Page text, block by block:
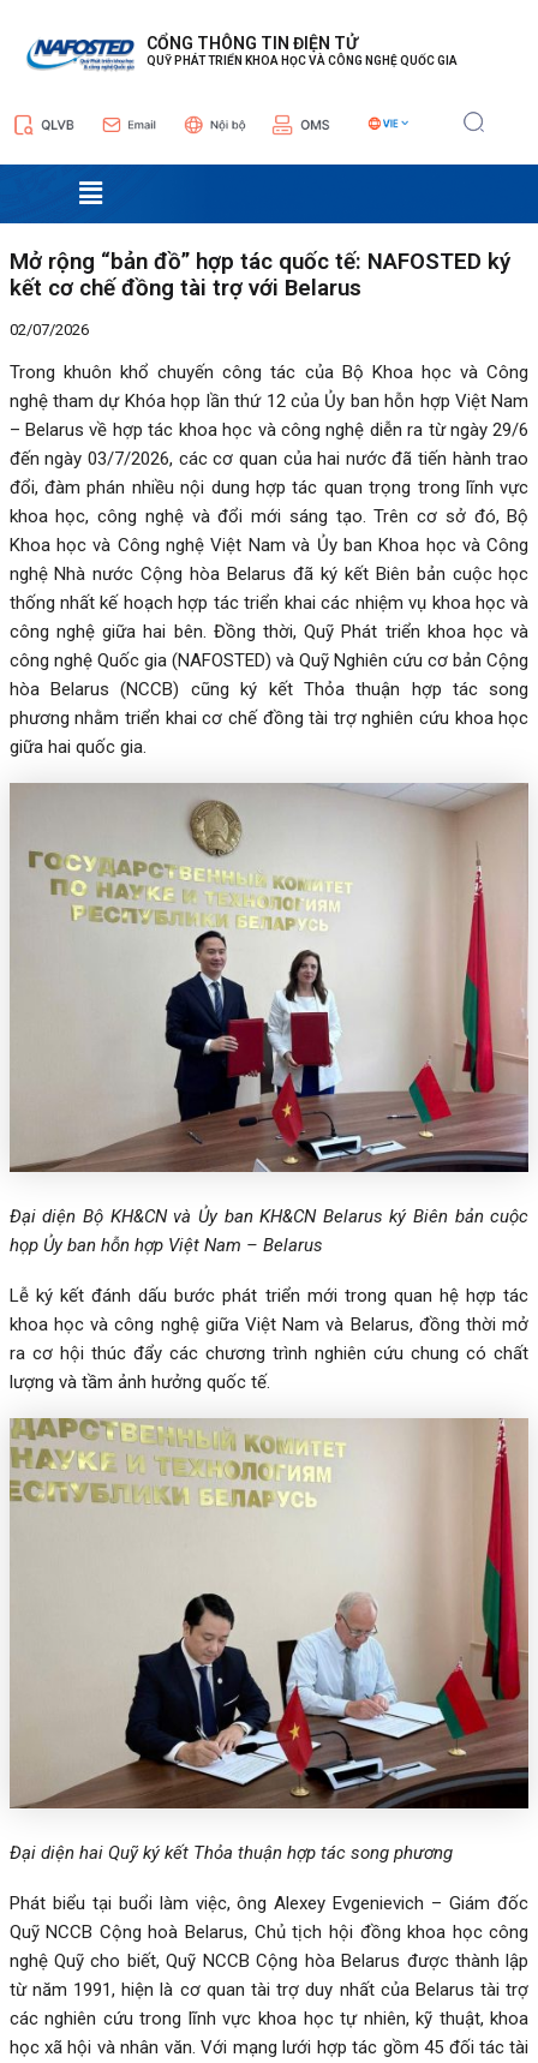
CỔNG THÔNG TIN ĐIỆN TỬ
QUỸ PHÁT TRIỂN KHOA HỌC VÀ CÔNG NGHỆ QUỐC GIA
Menu
Mở rộng “bản đồ” hợp tác quốc tế: NAFOSTED ký
kết cơ chế đồng tài trợ với Belarus
02/07/2026
Trong khuôn khổ chuyến công tác của Bộ Khoa học và Công
nghệ tham dự Khóa họp lần thứ 12 của Ủy ban hỗn hợp Việt Nam
– Belarus về hợp tác khoa học và công nghệ diễn ra từ ngày 29/6
đến ngày 03/7/2026, các cơ quan của hai nước đã tiến hành trao
đổi, đàm phán nhiều nội dung hợp tác quan trọng trong lĩnh vực
khoa học, công nghệ và đổi mới sáng tạo. Trên cơ sở đó, Bộ
Khoa học và Công nghệ Việt Nam và Ủy ban Khoa học và Công
nghệ Nhà nước Cộng hòa Belarus đã ký kết Biên bản cuộc học
thống nhất kế hoạch hợp tác triển khai các nhiệm vụ khoa học và
công nghệ giữa hai bên. Đồng thời, Quỹ Phát triển khoa học và
công nghệ Quốc gia (NAFOSTED) và Quỹ Nghiên cứu cơ bản Cộng
hòa Belarus (NCCB) cũng ký kết Thỏa thuận hợp tác song
phương nhằm triển khai cơ chế đồng tài trợ nghiên cứu khoa học
giữa hai quốc gia.
Đại diện Bộ KH&CN và Ủy ban KH&CN Belarus ký Biên bản cuộc
họp Ủy ban hỗn hợp Việt Nam – Belarus
Lễ ký kết đánh dấu bước phát triển mới trong quan hệ hợp tác
khoa học và công nghệ giữa Việt Nam và Belarus, đồng thời mở
ra cơ hội thúc đẩy các chương trình nghiên cứu chung có chất
lượng và tầm ảnh hưởng quốc tế.
Đại diện hai Quỹ ký kết Thỏa thuận hợp tác song phương
Phát biểu tại buổi làm việc, ông Alexey Evgenievich – Giám đốc
Quỹ NCCB Cộng hoà Belarus, Chủ tịch hội đồng khoa học công
nghệ Quỹ cho biết, Quỹ NCCB Cộng hòa Belarus được thành lập
từ năm 1991, hiện là cơ quan tài trợ duy nhất của Belarus tài trợ
các nghiên cứu trong lĩnh vực khoa học tự nhiên, kỹ thuật, khoa
học xã hội và nhân văn. Với mạng lưới hợp tác gồm 45 đối tác tài
hướng
bài